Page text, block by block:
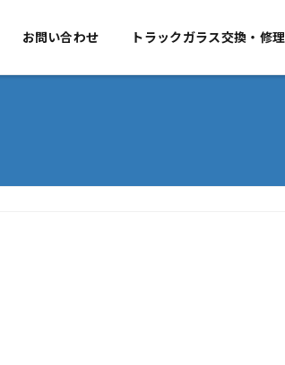
会社概要 事業のご案内 お問い合わせ
お問い合わせ トラックガラス交換・修理